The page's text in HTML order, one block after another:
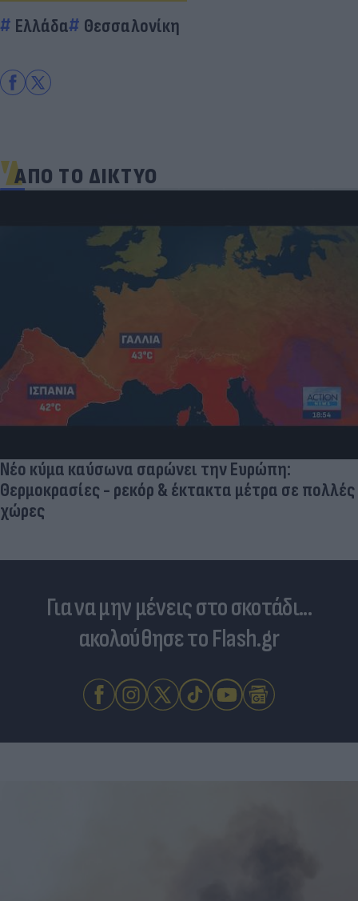
Ελλάδα Θεσσαλονίκη
ΑΠΟ ΤΟ ΔΙΚΤΥΟ
Και οι μαϊμούδες έχουν κατοικίδια! Οι
επιστήμονες ρίχνουν φως στις "φιλίες" μεταξύ
Για να μην μένεις στο σκοτάδι...
ακολούθησε το Flash.gr